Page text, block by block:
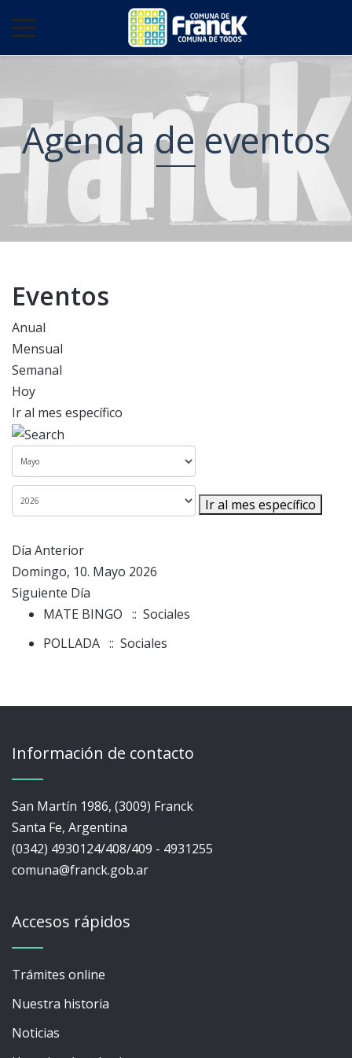
Agenda de eventos
Eventos
Anual
Mensual
Semanal
Hoy
Ir al mes específico
Ir al mes específico
Día Anterior
Domingo, 10. Mayo 2026
Siguiente Día
MATE BINGO :: Sociales
POLLADA :: Sociales
Información de contacto
San Martín 1986, (3009) Franck
Santa Fe, Argentina
(0342) 4930124/408/409 - 4931255
comuna@franck.gob.ar
Accesos rápidos
Trámites online
Nuestra historia
Noticias